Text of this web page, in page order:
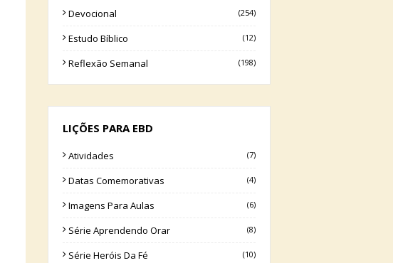
Devocional (254)
Estudo Bíblico (12)
Reflexão Semanal (198)
LIÇÕES PARA EBD
Atividades (7)
Datas Comemorativas (4)
Imagens Para Aulas (6)
Série Aprendendo Orar (8)
Série Heróis Da Fé (10)